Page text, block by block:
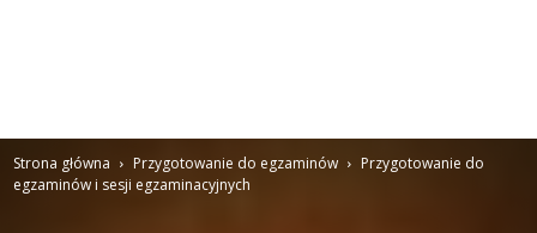
Strona główna Przygotowanie do egzaminów
Przygotowanie do
egzaminów i sesji egzaminacyjnych